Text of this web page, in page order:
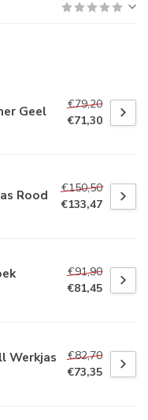
Geel
€79,20
€71,30
Rood
€150,50
€133,47
€91,90
€81,45
Werkjas
€82,70
€73,35